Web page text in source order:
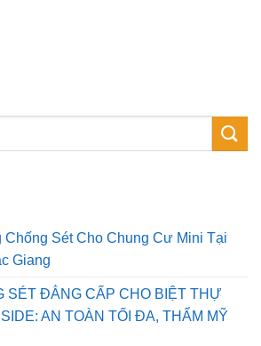
Chống Sét Cho Chung Cư Mini Tại
Giang
SÉT ĐẲNG CẤP CHO BIỆT THỰ
AN TOÀN TỐI ĐA, THẨM MỸ